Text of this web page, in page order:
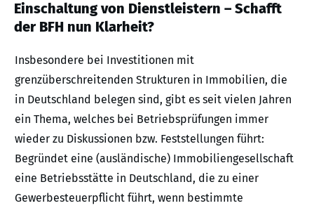
Einschaltung von Dienstleistern – Schafft
der BFH nun Klarheit?
Insbesondere bei Investitionen mit
grenzüberschreitenden Strukturen in Immobilien, die
in Deutschland belegen sind, gibt es seit vielen Jahren
ein Thema, welches bei Betriebsprüfungen immer
wieder zu Diskussionen bzw. Feststellungen führt:
Begründet eine (ausländische) Immobiliengesellschaft
eine Betriebsstätte in Deutschland, die zu einer
Gewerbesteuerpflicht führt, wenn bestimmte